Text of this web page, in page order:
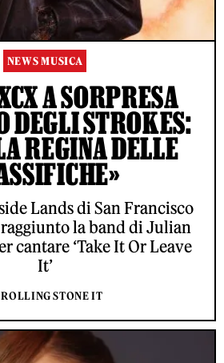
NEWS MUSICA
A SORPRESA
DEGLI STROKES:
REGINA DELLE
Lands di San Francisco
la band di Julian
cantare ‘Take It Or Leave
It’
STONE IT